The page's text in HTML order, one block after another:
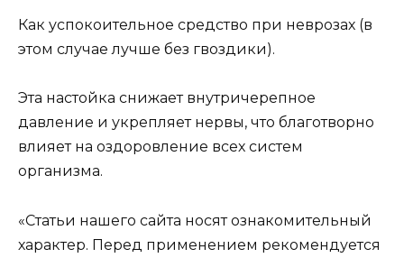
Как успокоительное средство при неврозах (в
этом случае лучше без гвоздики).
Эта настойка снижает внутричерепное
давление и укрепляет нервы, что благотворно
влияет на оздоровление всех систем
организма.
«Статьи нашего сайта носят ознакомительный
характер. Перед применением рекомендуется